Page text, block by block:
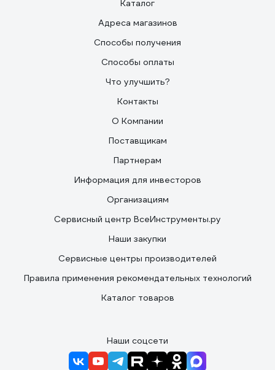
Каталог
Адреса магазинов
Способы получения
Способы оплаты
Что улучшить?
Контакты
О Компании
Поставщикам
Партнерам
Информация для инвесторов
Организациям
Сервисный центр ВсеИнструменты.ру
Наши закупки
Сервисные центры производителей
Правила применения рекомендательных технологий
Каталог товаров
Наши соцсети